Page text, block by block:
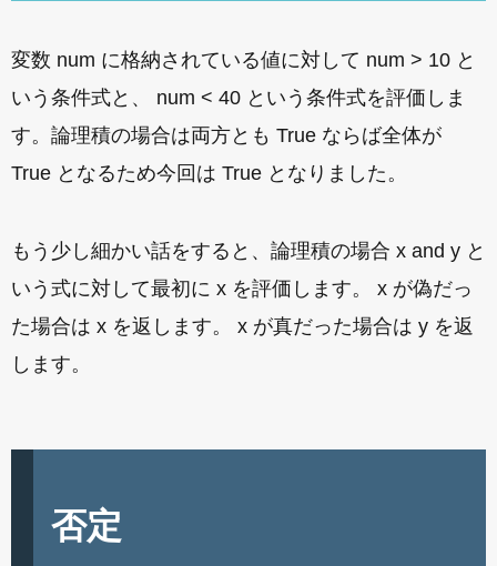
変数 num に格納されている値に対して num > 10 と
いう条件式と、 num < 40 という条件式を評価しま
す。論理積の場合は両方とも True ならば全体が
True となるため今回は True となりました。
もう少し細かい話をすると、論理積の場合 x and y と
いう式に対して最初に x を評価します。 x が偽だっ
た場合は x を返します。 x が真だった場合は y を返
します。
否定